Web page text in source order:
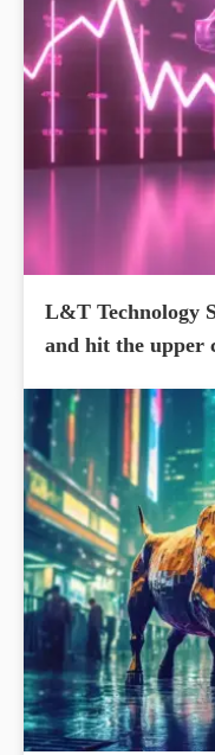
L&T Technology
and hit the upper